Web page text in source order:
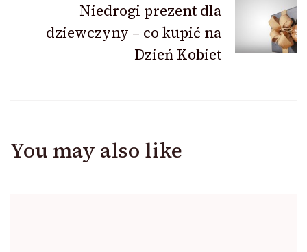
Niedrogi prezent dla
dziewczyny – co kupić na
Dzień Kobiet
You may also like